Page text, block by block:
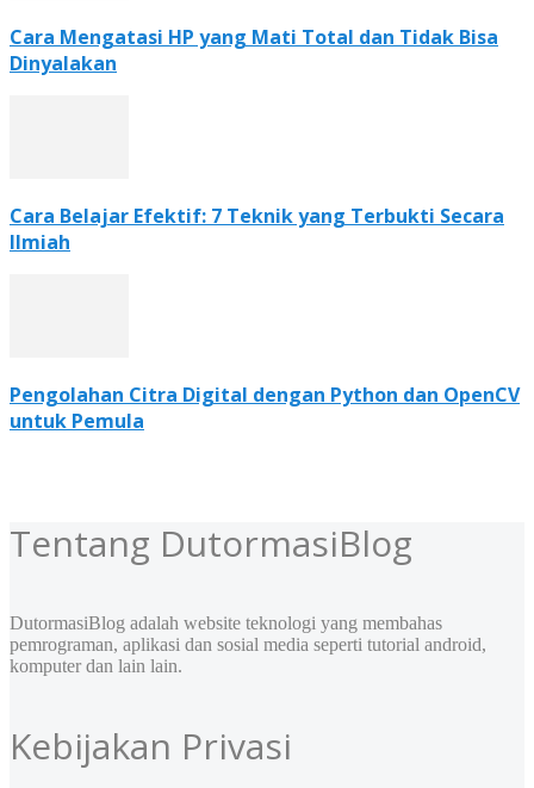
Cara Mengatasi HP yang Mati Total dan Tidak Bisa
Dinyalakan
Cara Belajar Efektif: 7 Teknik yang Terbukti Secara
Ilmiah
Pengolahan Citra Digital dengan Python dan OpenCV
untuk Pemula
Tentang DutormasiBlog
DutormasiBlog adalah website teknologi yang membahas
pemrograman, aplikasi dan sosial media seperti tutorial android,
komputer dan lain lain.
Kebijakan Privasi